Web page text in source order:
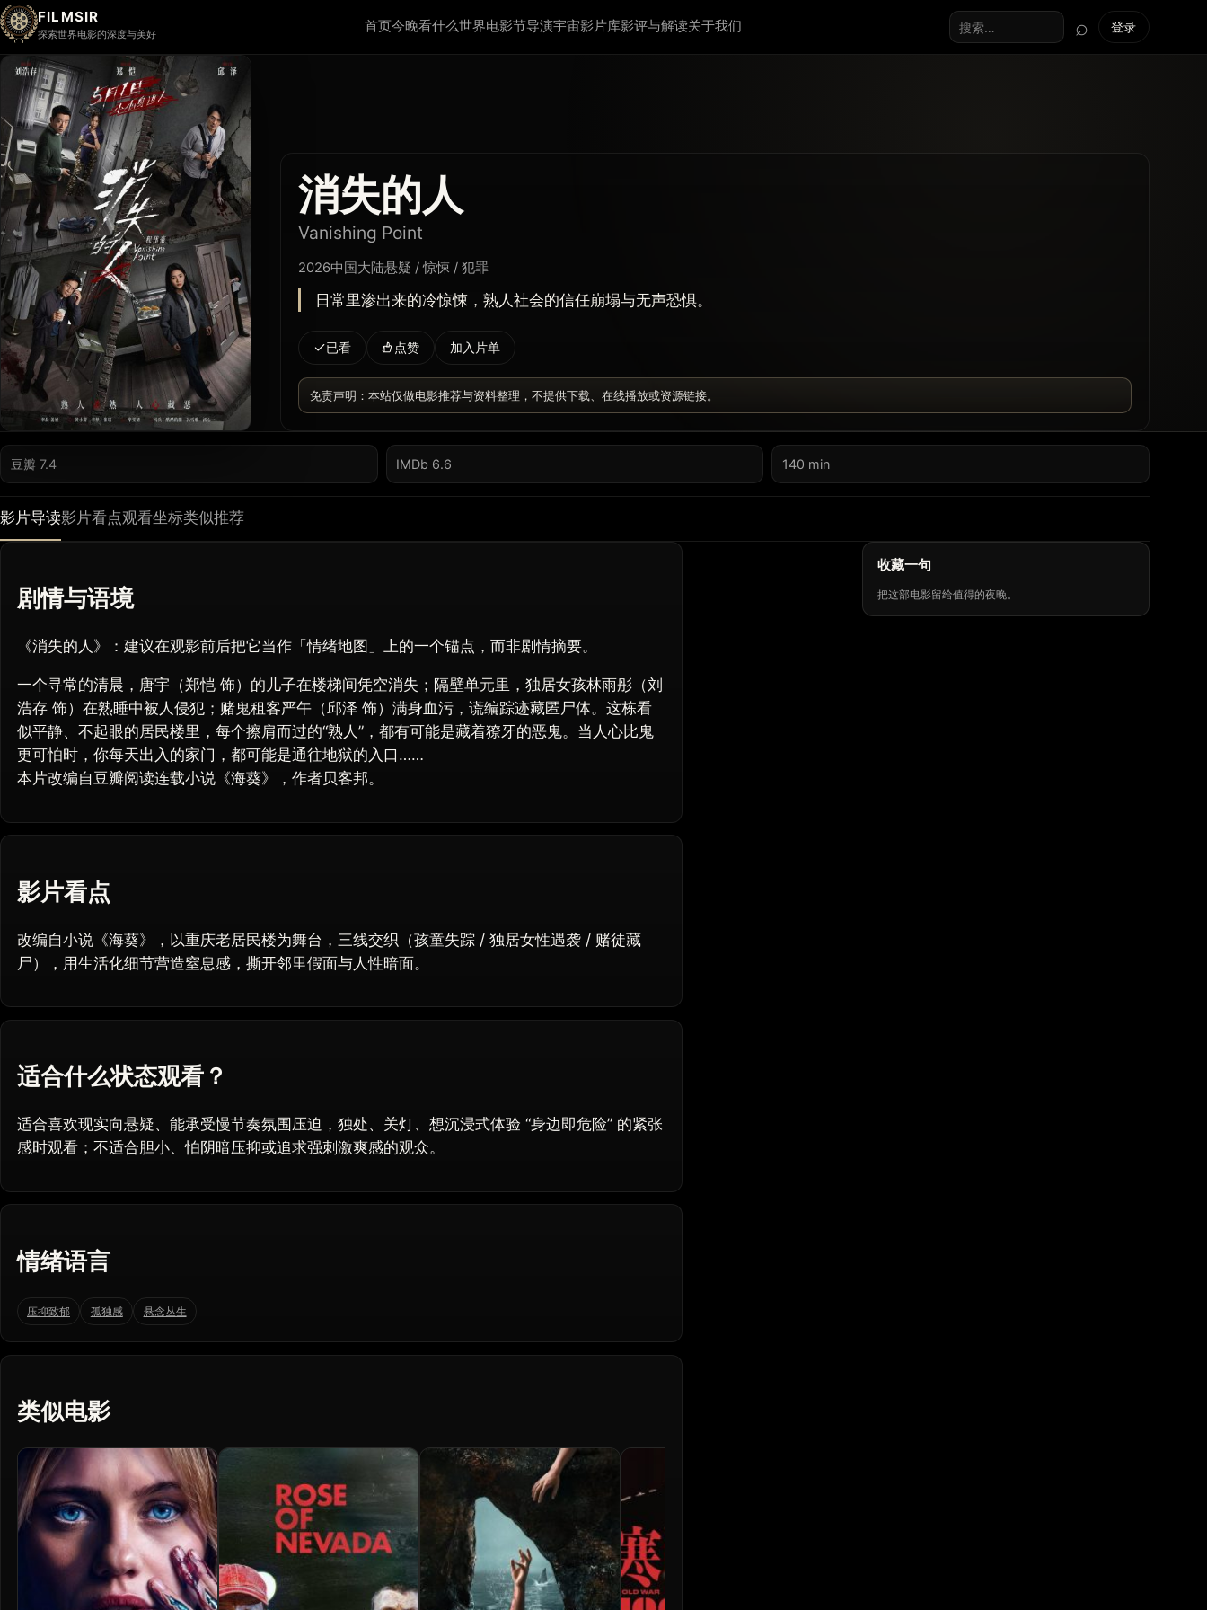
FILMSIR
探索世界电影的深度与美好 首页今晚看什么世界电影节导演宇宙影片库影评与解读关于我们
搜索全站
⌕ 登录
消失的人
Vanishing Point
2026中国大陆悬疑 / 惊悚 / 犯罪
日常里渗出来的冷惊悚，熟人社会的信任崩塌与无声恐惧。
已看 点赞 加入片单
免责声明：本站仅做电影推荐与资料整理，不提供下载、在线播放或资源链接。
豆瓣 7.4 IMDb 6.6 140 min
影片导读影片看点观看坐标类似推荐
剧情与语境
《消失的人》：建议在观影前后把它当作「情绪地图」上的一个锚点，而非剧情摘要。
一个寻常的清晨，唐宇（郑恺 饰）的儿子在楼梯间凭空消失；隔壁单元里，独居女孩林雨彤（刘
浩存 饰）在熟睡中被人侵犯；赌鬼租客严午（邱泽 饰）满身血污，谎编踪迹藏匿尸体。这栋看
似平静、不起眼的居民楼里，每个擦肩而过的“熟人”，都有可能是藏着獠牙的恶鬼。当人心比鬼
更可怕时，你每天出入的家门，都可能是通往地狱的入口……
本片改编自豆瓣阅读连载小说《海葵》，作者贝客邦。
影片看点
改编自小说《海葵》，以重庆老居民楼为舞台，三线交织（孩童失踪 / 独居女性遇袭 / 赌徒藏
尸），用生活化细节营造窒息感，撕开邻里假面与人性暗面。
适合什么状态观看？
适合喜欢现实向悬疑、能承受慢节奏氛围压迫，独处、关灯、想沉浸式体验 “身边即危险” 的紧张
感时观看；不适合胆小、怕阴暗压抑或追求强刺激爽感的观众。
情绪语言
压抑致郁 孤独感 悬念丛生
类似电影
收藏一句
把这部电影留给值得的夜晚。